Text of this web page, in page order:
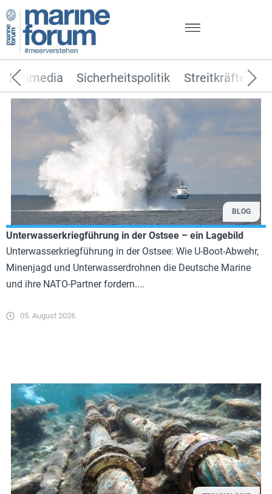
Sicherheitspolitik Streitkräfte
Multimedia
BLOG
Unterwasserkriegführung in der Ostsee – ein Lagebild
Unterwasserkriegführung in der Ostsee: Wie U-Boot-Abwehr,
Minenjagd und Unterwasserdrohnen die Deutsche Marine
und ihre NATO-Partner fordern....
05. August 2026